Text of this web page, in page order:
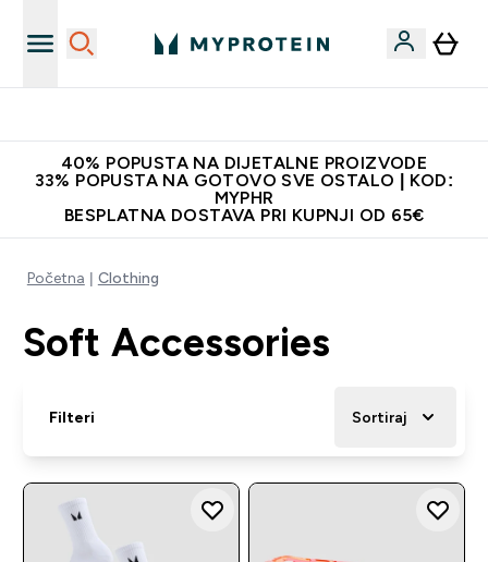
40% POPUSTA NA DIJETALNE PROIZVODE
33% POPUSTA NA GOTOVO SVE OSTALO | KOD:
MYPHR
BESPLATNA DOSTAVA PRI KUPNJI OD 65€
Početna Clothing
Soft Accessories
Filteri Sortiraj